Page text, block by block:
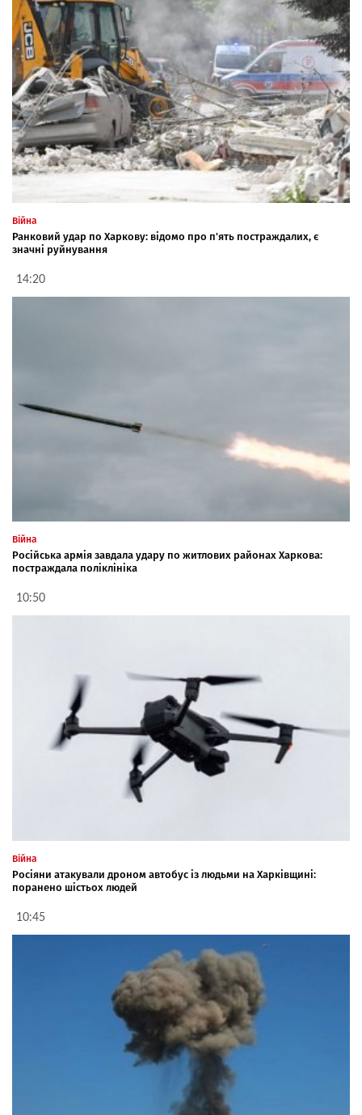
Війна
Ранковий удар по Харкову: відомо про п'ять постраждалих, є
значні руйнування
14:20
Війна
Російська армія завдала удару по житлових районах Харкова:
постраждала поліклініка
10:50
Війна
Росіяни атакували дроном автобус із людьми на Харківщині:
поранено шістьох людей
10:45